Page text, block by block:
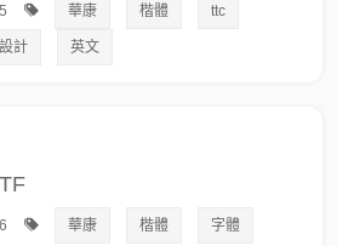
華康 楷體 ttc
設計 英文
華康 楷體 字體